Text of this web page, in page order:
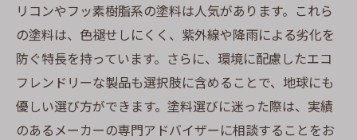
リコンやフッ素樹脂系の塗料は人気があります。これら
の塗料は、色褪せしにくく、紫外線や降雨による劣化を
防ぐ特長を持っています。さらに、環境に配慮したエコ
フレンドリーな製品も選択肢に含めることで、地球にも
優しい選び方ができます。塗料選びに迷った際は、実績
のあるメーカーの専門アドバイザーに相談することをお